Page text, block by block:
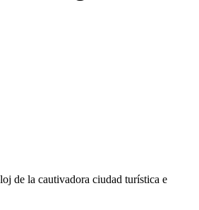
de la cautivadora ciudad turística e